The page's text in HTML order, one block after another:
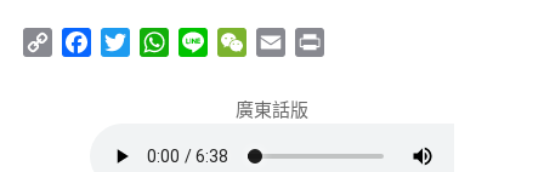
Copy
Facebook
TwitterWhatsApp
Line WeChat
Email
廣東話版